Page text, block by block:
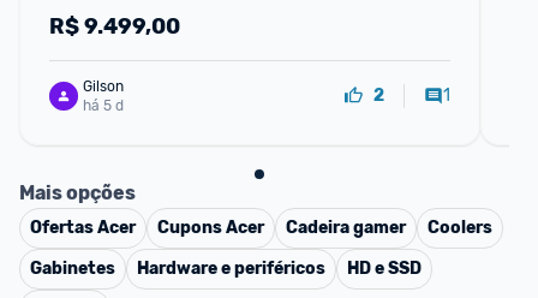
14ªG 32GB RAM 512GB SSD RTX4070 W11
R$9.499,00
Gilson
há 5 d
2 1
Mais opções
OfertasAcer CuponsAcer Cadeira gamer
Coolers
Gabinetes
Hardware e periféricos
HD e SSD